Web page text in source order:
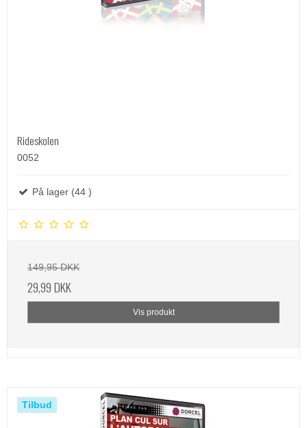
Rideskolen
0052
På lager (44 )
149,95 DKK
29,99 DKK
Vis produkt
Tilbud